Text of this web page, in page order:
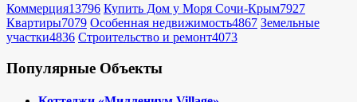
Коммерция13796 Купить Дом у Моря Сочи-Крым7927
Квартиры7079 Особенная недвижимость4867 Земельные
участки4836 Строительство и ремонт4073
Популярные Объекты